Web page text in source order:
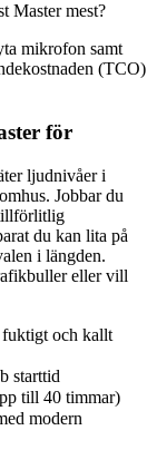
Master mest?
mikrofon samt
(TCO)
för
ljudnivåer i
Jobbar du
du kan lita på
i längden.
eller vill
och kallt
starttid
till 40 timmar)
modern